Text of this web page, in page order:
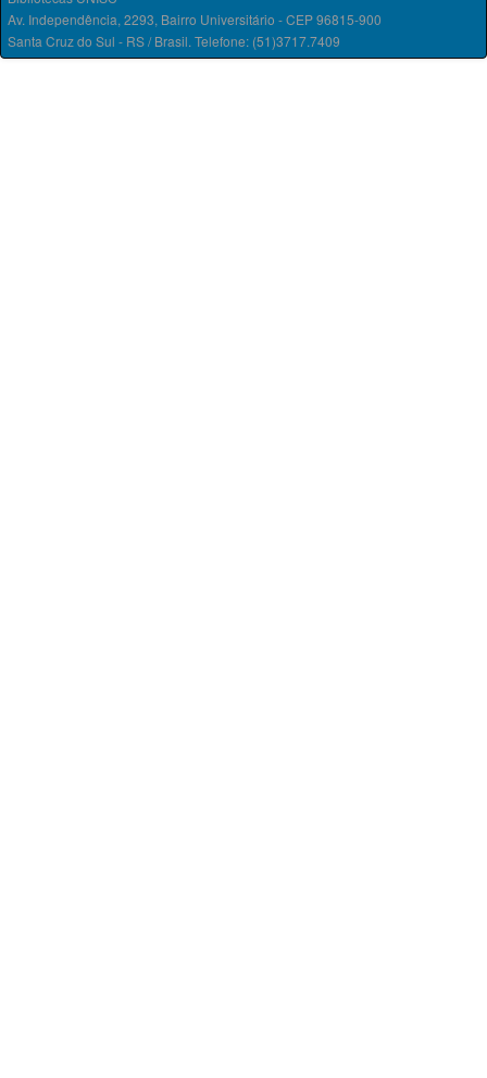
Av. Independência, 2293, Bairro Universitário - CEP 96815-900
Santa Cruz do Sul - RS / Brasil. Telefone: (51)3717.7409